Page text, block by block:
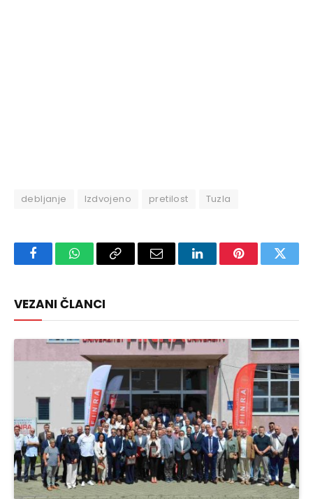
debljanje Izdvojeno pretilost Tuzla
FacebookWhatsAppCopy
Email LinkedInPinterest
VEZANI ČLANCI